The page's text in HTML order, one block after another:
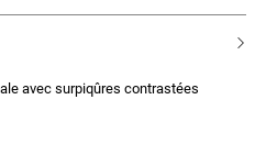
avec surpiqûres contrastées